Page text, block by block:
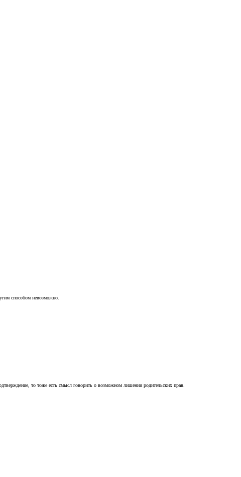
способом невозможно.
то тоже есть смысл говорить о возможном лишении родительских прав.